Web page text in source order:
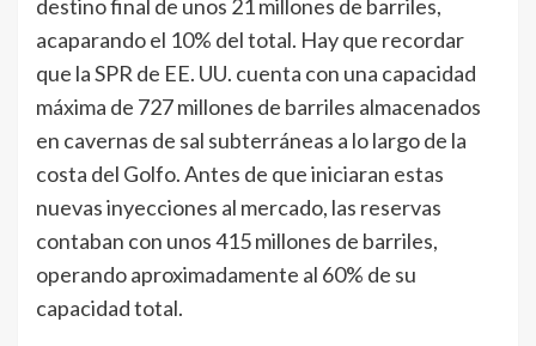
destino final de unos 21 millones de barriles,
acaparando el 10% del total. Hay que recordar
que la SPR de EE. UU. cuenta con una capacidad
máxima de 727 millones de barriles almacenados
en cavernas de sal subterráneas a lo largo de la
costa del Golfo. Antes de que iniciaran estas
nuevas inyecciones al mercado, las reservas
contaban con unos 415 millones de barriles,
operando aproximadamente al 60% de su
capacidad total.